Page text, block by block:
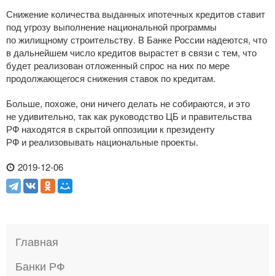
Снижение количества выданных ипотечных кредитов ставит
под угрозу выполнение национальной программы
по жилищному строительству. В Банке России надеются, что
в дальнейшем число кредитов вырастет в связи с тем, что
будет реализован отложенный спрос на них по мере
продолжающегося снижения ставок по кредитам.
Больше, похоже, они ничего делать не собираются, и это
не удивительно, так как руководство ЦБ и правительства
РФ находятся в скрытой оппозиции к президенту
РФ и реализовывать национальные проекты.
2019-12-06
Главная
Банки РФ